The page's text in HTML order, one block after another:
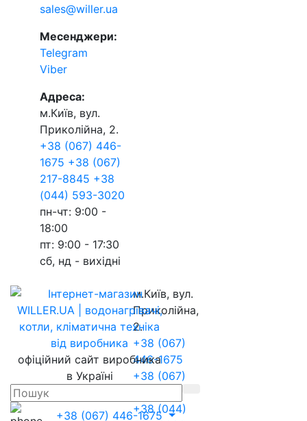
sales@willer.ua
Месенджери:
Telegram
Viber
Адреса:
м.Київ, вул.
Приколійна, 2.
+38 (067) 446-
1675 +38 (067)
217-8845 +38
(044) 593-3020
пн-чт: 9:00 -
18:00
пт: 9:00 - 17:30
сб, нд - вихідні
м.Київ, вул.
Приколійна,
2.
+38 (067)
446-1675
+38 (067)
+38 (044)
офіційний сайт виробника
в Україні
+38 (067) 446-1675